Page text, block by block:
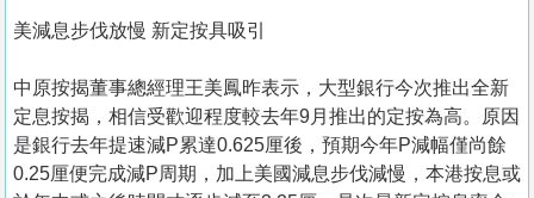
美減息步伐放慢 新定按具吸引
中原按揭董事總經理王美鳳昨表示，大型銀行今次推出全新
定息按揭，相信受歡迎程度較去年9月推出的定按為高。原因
是銀行去年提速減P累達0.625厘後，預期今年P減幅僅尚餘
0.25厘便完成減P周期，加上美國減息步伐減慢，本港按息或